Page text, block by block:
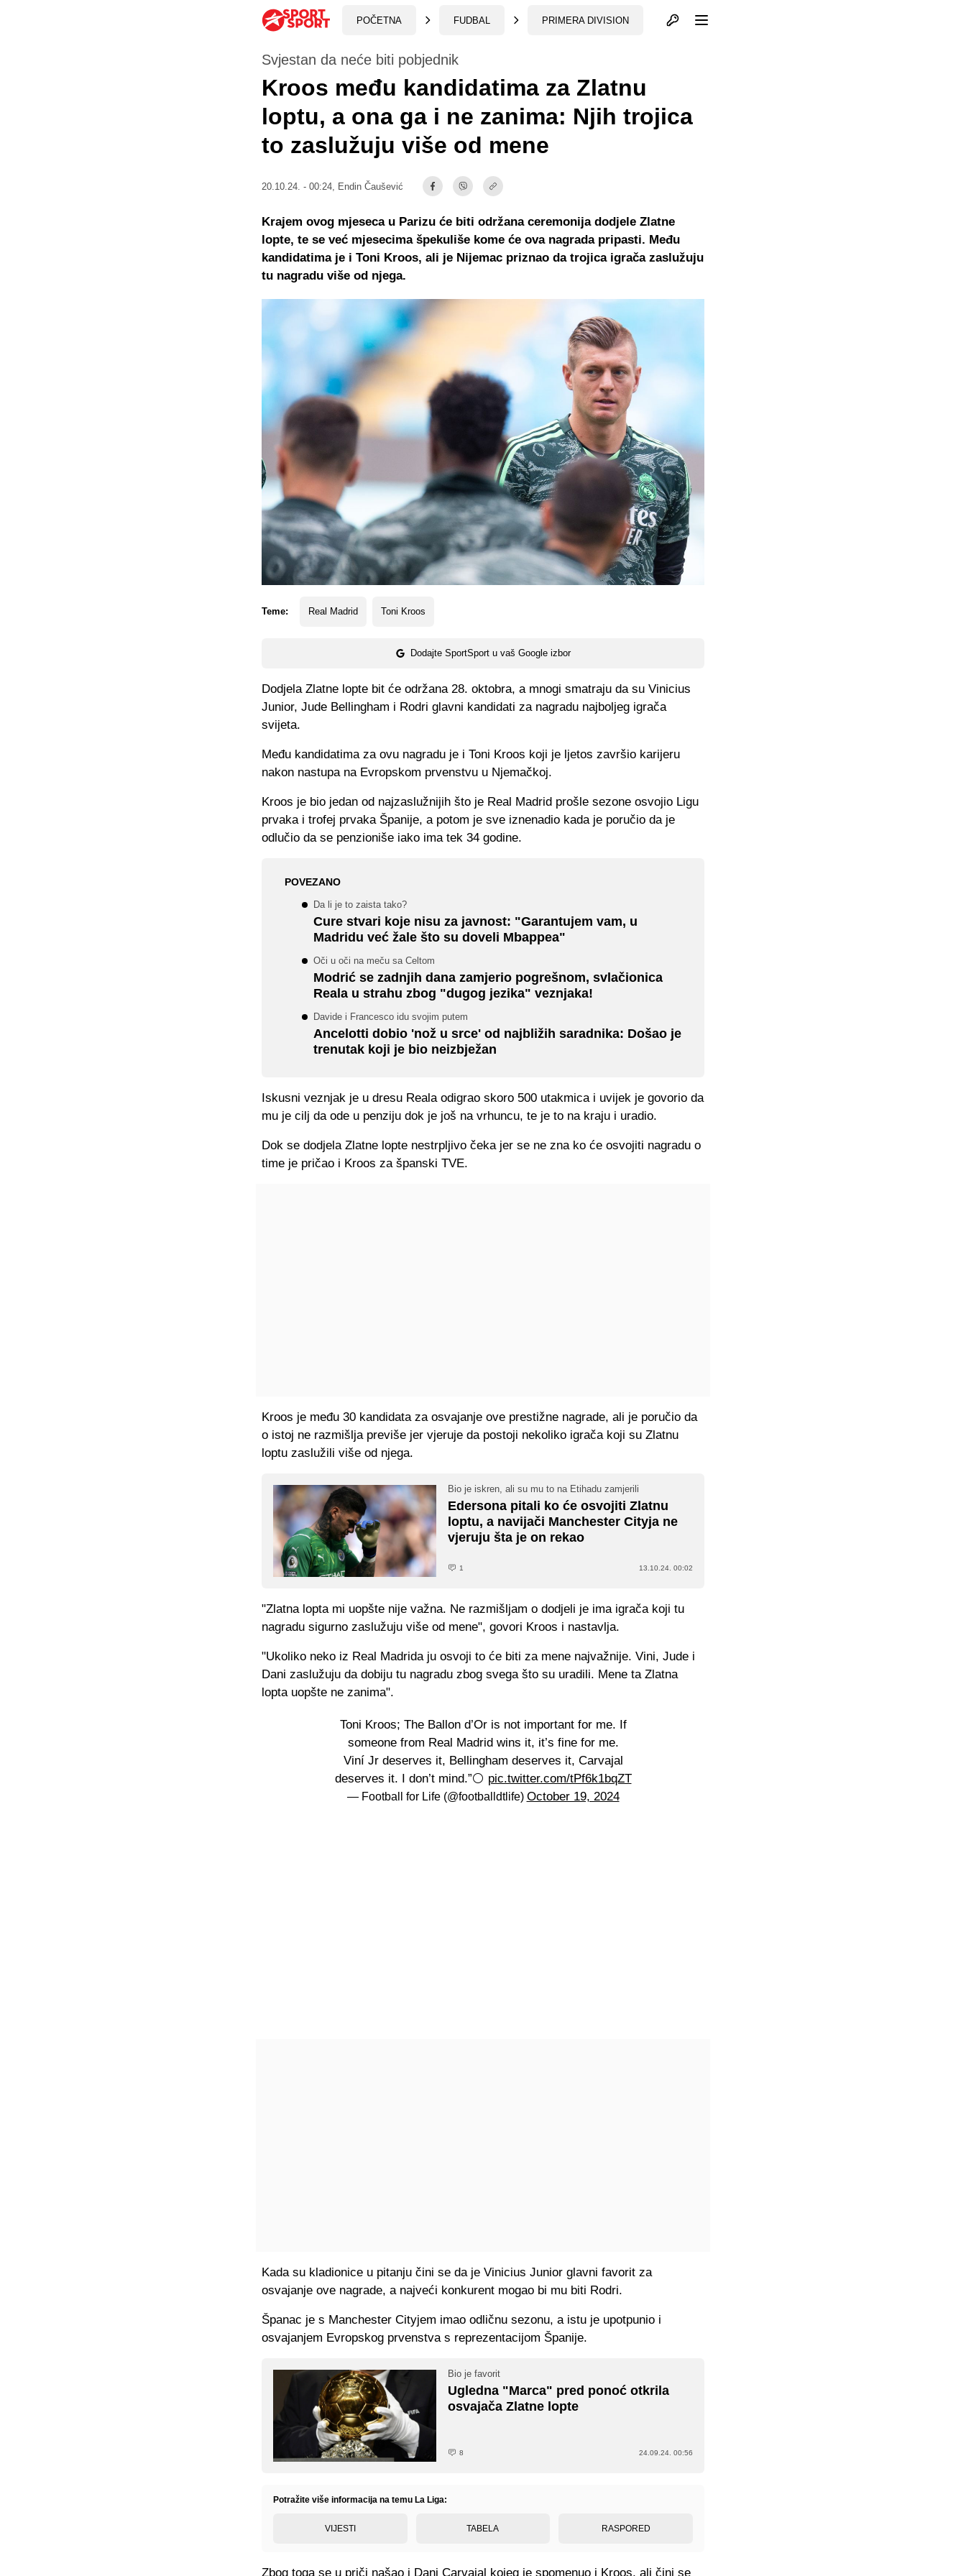
POČETNA FUDBAL PRIMERA DIVISION Otvori profil
Svjestan da neće biti pobjednik
Kroos među kandidatima za Zlatnu
loptu, a ona ga i ne zanima: Njih trojica
to zaslužuju više od mene
20.10.24. - 00:24, Endin Čaušević
Teme: Real Madrid Toni Kroos
Dodajte SportSport u vaš Google izbor
Krajem ovog mjeseca u Parizu će biti održana ceremonija dodjele Zlatne
lopte, te se već mjesecima špekuliše kome će ova nagrada pripasti. Među
kandidatima je i Toni Kroos, ali je Nijemac priznao da trojica igrača zaslužuju
tu nagradu više od njega.
Dodjela Zlatne lopte bit će održana 28. oktobra, a mnogi smatraju da su Vinicius
Junior, Jude Bellingham i Rodri glavni kandidati za nagradu najboljeg igrača
svijeta.
Među kandidatima za ovu nagradu je i Toni Kroos koji je ljetos završio karijeru
nakon nastupa na Evropskom prvenstvu u Njemačkoj.
Kroos je bio jedan od najzaslužnijih što je Real Madrid prošle sezone osvojio Ligu
prvaka i trofej prvaka Španije, a potom je sve iznenadio kada je poručio da je
odlučio da se penzioniše iako ima tek 34 godine.
POVEZANO
Da li je to zaista tako?
Cure stvari koje nisu za javnost: "Garantujem vam, u
Madridu već žale što su doveli Mbappea"
Oči u oči na meču sa Celtom
Modrić se zadnjih dana zamjerio pogrešnom, svlačionica
Reala u strahu zbog "dugog jezika" veznjaka!
Davide i Francesco idu svojim putem
Ancelotti dobio 'nož u srce' od najbližih saradnika: Došao je
trenutak koji je bio neizbježan
Iskusni veznjak je u dresu Reala odigrao skoro 500 utakmica i uvijek je govorio da
mu je cilj da ode u penziju dok je još na vrhuncu, te je to na kraju i uradio.
Dok se dodjela Zlatne lopte nestrpljivo čeka jer se ne zna ko će osvojiti nagradu o
time je pričao i Kroos za španski TVE.
Kroos je među 30 kandidata za osvajanje ove prestižne nagrade, ali je poručio da
o istoj ne razmišlja previše jer vjeruje da postoji nekoliko igrača koji su Zlatnu
loptu zaslužili više od njega.
Bio je iskren, ali su mu to na Etihadu zamjerili
Edersona pitali ko će osvojiti Zlatnu
loptu, a navijači Manchester Cityja ne
vjeruju šta je on rekao
1 13.10.24. 00:02
"Zlatna lopta mi uopšte nije važna. Ne razmišljam o dodjeli je ima igrača koji tu
nagradu sigurno zaslužuju više od mene", govori Kroos i nastavlja.
"Ukoliko neko iz Real Madrida ju osvoji to će biti za mene najvažnije. Vini, Jude i
Dani zaslužuju da dobiju tu nagradu zbog svega što su uradili. Mene ta Zlatna
lopta uopšte ne zanima".
Toni Kroos; The Ballon d’Or is not important for me. If
someone from Real Madrid wins it, it’s fine for me.
Viní Jr deserves it, Bellingham deserves it, Carvajal
deserves it. I don’t mind.”⚪ pic.twitter.com/tPf6k1bqZT
— Football for Life (@footballdtlife) October 19, 2024
Kada su kladionice u pitanju čini se da je Vinicius Junior glavni favorit za
osvajanje ove nagrade, a najveći konkurent mogao bi mu biti Rodri.
Španac je s Manchester Cityjem imao odličnu sezonu, a istu je upotpunio i
osvajanjem Evropskog prvenstva s reprezentacijom Španije.
Bio je favorit
Ugledna "Marca" pred ponoć otkrila
osvajača Zlatne lopte
8 24.09.24. 00:56
Potražite više informacija na temu La Liga:
VIJESTI TABELA RASPORED
Zbog toga se u priči našao i Dani Carvajal kojeg je spomenuo i Kroos, ali čini se